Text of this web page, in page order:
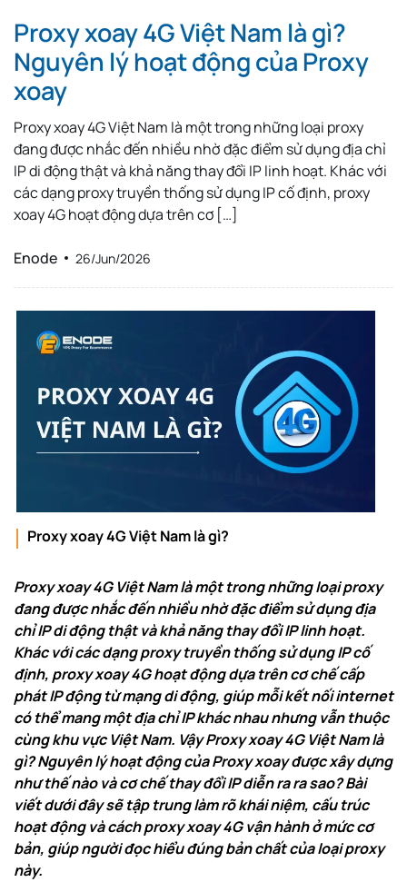
Proxy xoay 4G Việt Nam là gì?
Nguyên lý hoạt động của Proxy
xoay
Proxy xoay 4G Việt Nam là một trong những loại proxy
đang được nhắc đến nhiều nhờ đặc điểm sử dụng địa chỉ
IP di động thật và khả năng thay đổi IP linh hoạt. Khác với
các dạng proxy truyền thống sử dụng IP cố định, proxy
xoay 4G hoạt động dựa trên cơ […]
Enode 26/Jun/2026
Proxy xoay 4G Việt Nam là gì?
Proxy xoay 4G Việt Nam là một trong những loại proxy
đang được nhắc đến nhiều nhờ đặc điểm sử dụng địa
chỉ IP di động thật và khả năng thay đổi IP linh hoạt.
Khác với các dạng proxy truyền thống sử dụng IP cố
định, proxy xoay 4G hoạt động dựa trên cơ chế cấp
phát IP động từ mạng di động, giúp mỗi kết nối internet
có thể mang một địa chỉ IP khác nhau nhưng vẫn thuộc
cùng khu vực Việt Nam. Vậy Proxy xoay 4G Việt Nam là
gì? Nguyên lý hoạt động của Proxy xoay được xây dựng
như thế nào và cơ chế thay đổi IP diễn ra ra sao? Bài
viết dưới đây sẽ tập trung làm rõ khái niệm, cấu trúc
hoạt động và cách proxy xoay 4G vận hành ở mức cơ
bản, giúp người đọc hiểu đúng bản chất của loại proxy
này.